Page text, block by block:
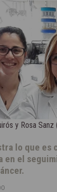
y Rosa Sanz
lo que es
en el